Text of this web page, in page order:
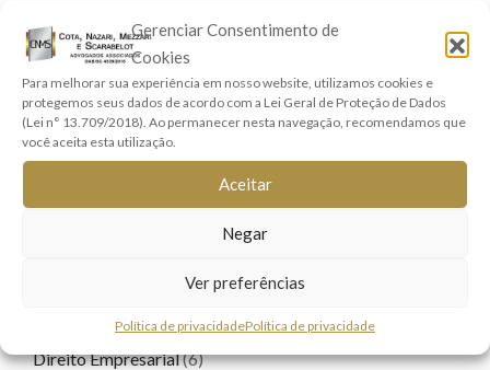
Gerenciar Consentimento de
Cookies
Para melhorar sua experiência em nosso website, utilizamos cookies e
protegemos seus dados de acordo com a Lei Geral de Proteção de Dados
(Lei n° 13.709/2018). Ao permanecer nesta navegação, recomendamos que
você aceita esta utilização.
Aceitar
Negar
Ver preferências
Política de privacidadePolítica de privacidade
Pesquisar
enter
(6)
Direito do Consumidor(4)
Direito Empresarial(6)